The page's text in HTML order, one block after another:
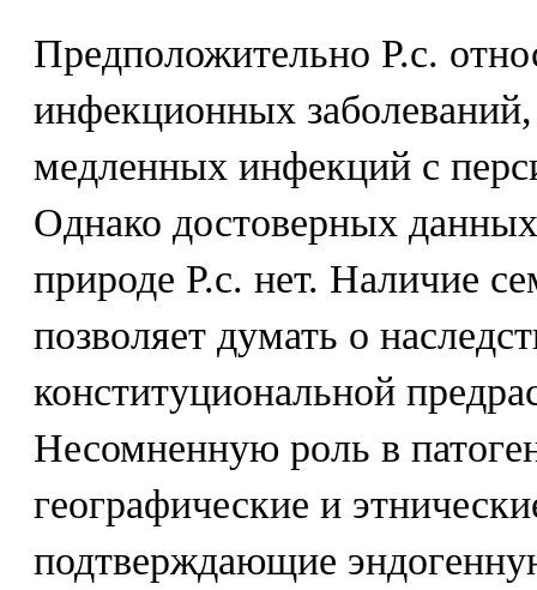
Предположительно Р.с.
инфекционных
медленных инфекций с
Однако достоверных
природе Р.с. нет. Наличие
позволяет думать о
конституциональной
Несомненную роль в
географические и
подтверждающие